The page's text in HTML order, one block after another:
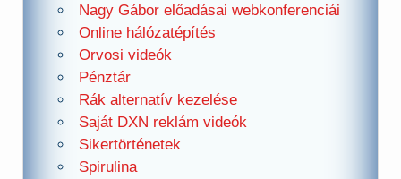
Nagy Gábor előadásai webkonferenciái
Online hálózatépítés
Orvosi videók
Pénztár
Rák alternatív kezelése
Saját DXN reklám videók
Sikertörténetek
Spirulina